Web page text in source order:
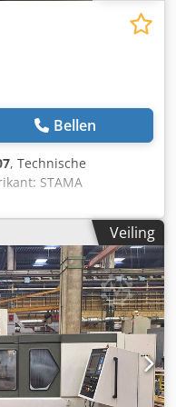
Bellen
, Technische
STAMA
2007 Machine-
gegevens
Hz Nominaal
3 × 80 A
35 mm² Totale
vermogensbehoefte:
HSK 63
I Dj Ac Aorf
koppel: 200 Nm
20 – 15.000
900 mm Y-as: ca. 900
Veiling